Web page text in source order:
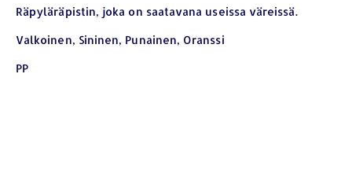
Räpyläräpistin, joka on saatavana useissa väreissä.
Valkoinen, Sininen, Punainen, Oranssi
PP
YHTEYSTIEDOT
Osoite: Hikivuorenkatu 14 C 20, 33710 Tampere